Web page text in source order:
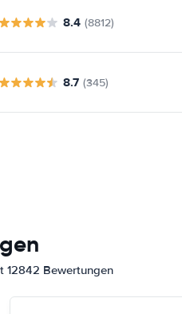
8.4 (8812)
8.7 (345)
12842 Bewertungen